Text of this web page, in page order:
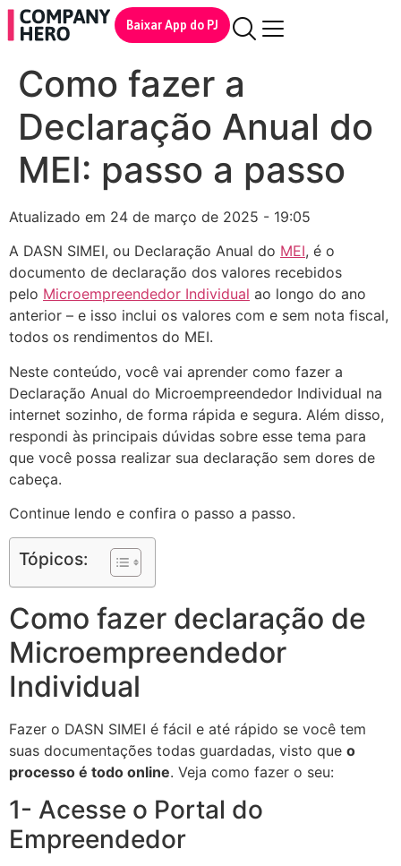
Baixar App do PJ
Como fazer a
Declaração Anual do
MEI: passo a passo
Atualizado em 24 de março de 2025 - 19:05
A DASN SIMEI, ou Declaração Anual do MEI, é o
documento de declaração dos valores recebidos
pelo Microempreendedor Individual ao longo do ano
anterior – e isso inclui os valores com e sem nota fiscal,
todos os rendimentos do MEI.
Neste conteúdo, você vai aprender como fazer a
Declaração Anual do Microempreendedor Individual na
internet sozinho, de forma rápida e segura. Além disso,
respondi às principais dúvidas sobre esse tema para
que você possa realizar sua declaração sem dores de
cabeça.
Continue lendo e confira o passo a passo.
Tópicos:
Como fazer declaração de
Microempreendedor
Individual
Fazer o DASN SIMEI é fácil e até rápido se você tem
suas documentações todas guardadas, visto que o
processo é todo online. Veja como fazer o seu:
1- Acesse o Portal do
Empreendedor